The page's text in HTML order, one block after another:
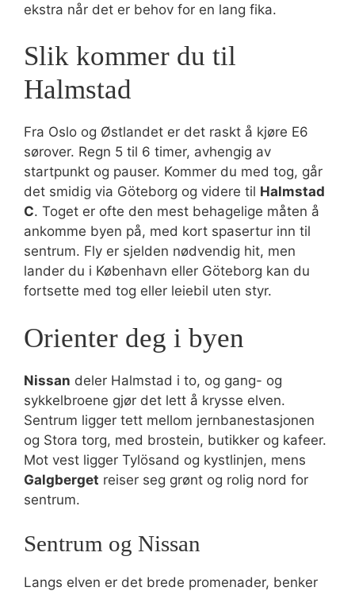
ekstra når det er behov for en lang fika.
Slik kommer du til
Halmstad
Fra Oslo og Østlandet er det raskt å kjøre E6
sørover. Regn 5 til 6 timer, avhengig av
startpunkt og pauser. Kommer du med tog, går
det smidig via Göteborg og videre til Halmstad
C. Toget er ofte den mest behagelige måten å
ankomme byen på, med kort spasertur inn til
sentrum. Fly er sjelden nødvendig hit, men
lander du i København eller Göteborg kan du
fortsette med tog eller leiebil uten styr.
Orienter deg i byen
Nissan deler Halmstad i to, og gang- og
sykkelbroene gjør det lett å krysse elven.
Sentrum ligger tett mellom jernbanestasjonen
og Stora torg, med brostein, butikker og kafeer.
Mot vest ligger Tylösand og kystlinjen, mens
Galgberget reiser seg grønt og rolig nord for
sentrum.
Sentrum og Nissan
Langs elven er det brede promenader, benker